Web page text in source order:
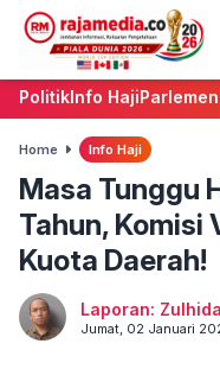
PolitikInfo HajiParlemen
Home Info Haji
Masa Tunggu
Tahun, Komisi
Kuota Daerah!
Laporan:
Jumat, 02 Januari